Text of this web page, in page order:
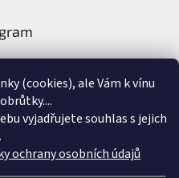
(cookies), ale Vám k vínu
vyjadřujete souhlas s jejich
.
ochrany osobních údajů
Instagramu